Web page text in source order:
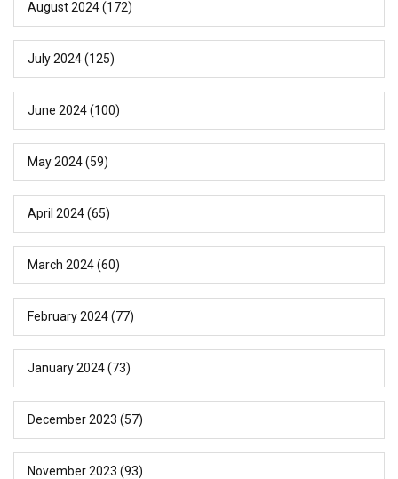
August 2024(172)
July 2024(125)
June 2024(100)
May 2024(59)
April 2024(65)
March 2024(60)
February 2024(77)
January 2024(73)
December 2023 (57)
November 2023 (93)